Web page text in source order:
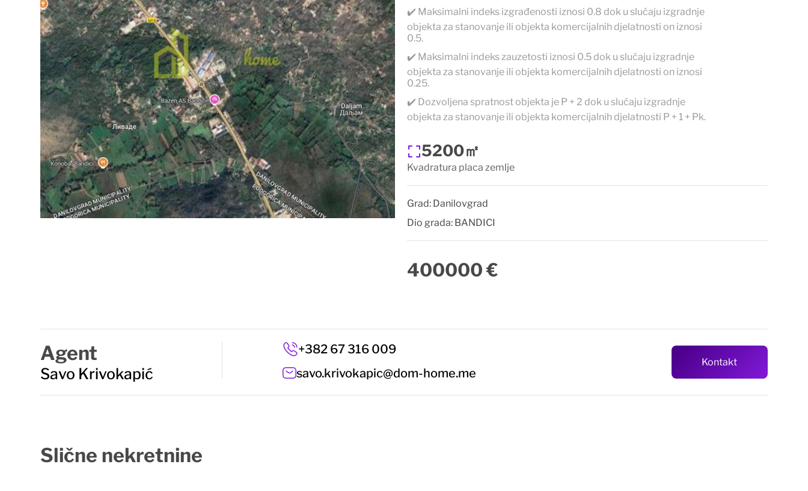
✔️ Maksimalni indeks izgrađenosti iznosi 0.8 dok u slučaju izgradnje
objekta za stanovanje ili objekta komercijalnih djelatnosti on iznosi
0.5.
✔️ Maksimalni indeks zauzetosti iznosi 0.5 dok u slučaju izgradnje
objekta za stanovanje ili objekta komercijalnih djelatnosti on iznosi
0.25.
✔️ Dozvoljena spratnost objekta je P + 2 dok u slučaju izgradnje
objekta za stanovanje ili objekta komercijalnih djelatnosti P + 1 + Pk.
5200㎡
Kvadratura placa zemlje
Grad: Danilovgrad
Dio grada: BANDICI
400000 €
Agent
Savo Krivokapić
+382 67 316 009
savo.krivokapic@dom-home.me
Kontakt
Slične nekretnine